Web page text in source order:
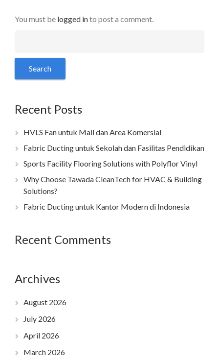
You must be logged into post a comment.
Recent Posts
HVLS Fan untuk Mall dan Area Komersial
Fabric Ducting untuk Sekolah dan Fasilitas Pendidikan
Sports Facility Flooring Solutions with Polyflor Vinyl
Why Choose Tawada CleanTech for HVAC & Building
Solutions?
Fabric Ducting untuk Kantor Modern di Indonesia
Recent Comments
Archives
August 2026
July 2026
April 2026
March 2026